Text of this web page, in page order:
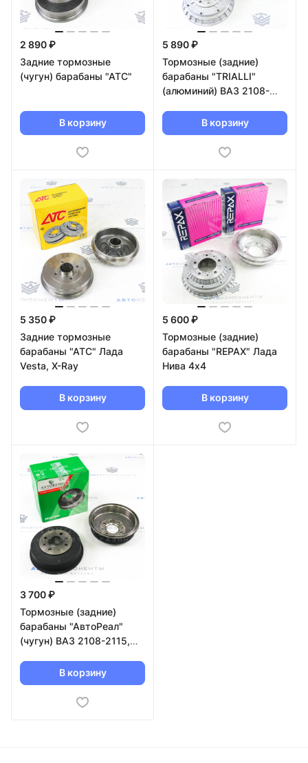
2 890 ₽
Задние тормозные
(чугун) барабаны "АТС"
В корзину
5 890 ₽
Тормозные (задние)
барабаны "TRIALLI"
(алюминий) ВАЗ 2108-
Гранта
В корзину
5 350 ₽
Задние тормозные
барабаны "АТС" Лада
Vesta, Х-Ray
В корзину
5 600 ₽
Тормозные (задние)
барабаны "REPAX" Лада
Нива 4х4
В корзину
3 700 ₽
Тормозные (задние)
барабаны "АвтоРеал"
(чугун) ВАЗ 2108-2115,
(AB1118 3502070)
В корзину